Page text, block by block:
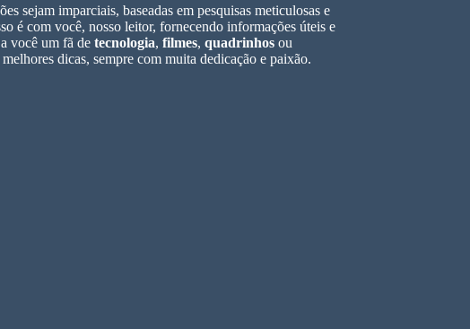
sejam imparciais, baseadas em pesquisas meticulosas e
é com você, nosso leitor, fornecendo informações úteis e
você um fã de tecnologia, filmes, quadrinhosou
dicas, sempre com muita dedicação e paixão.